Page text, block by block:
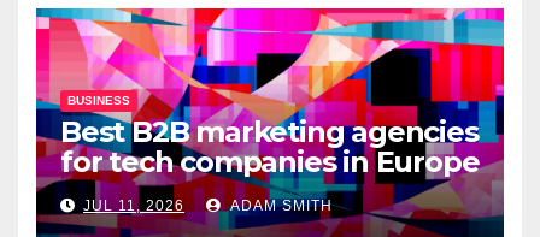
BUSINESS
Best B2B marketing agencies
for tech companies in Europe
JUL 11, 2026 ADAM SMITH